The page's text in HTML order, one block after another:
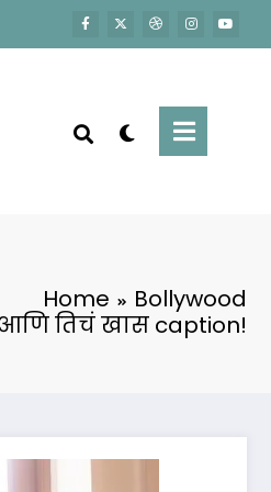
Home
Bollywood
आणि तिचं खास caption!